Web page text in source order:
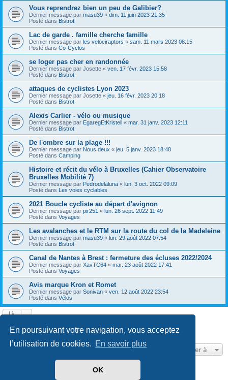
En poursuivant votre navigation, vous acceptez
l’utilisation de cookies. En savoir plus
OK
Vous reprendrez bien un peu de Galibier?
Dernier message par masu39 « dim. 11 juin 2023 21:35
Posté dans Bistrot
Lac de garde . famille cherche famille
Dernier message par les velociraptors « sam. 11 mars 2023 08:15
Posté dans Co-Cyclos
se loger pas cher en randonnée
Dernier message par Josette « ven. 17 févr. 2023 15:58
Posté dans Bistrot
attaques de cyclistes Lyon 2023
Dernier message par Josette « jeu. 16 févr. 2023 20:18
Posté dans Bistrot
Alexis Carlier - vélo ou musique
Dernier message par EgaregEtKristell « mar. 31 janv. 2023 12:11
Posté dans Bistrot
De l'ombre sur la plage !!!
Dernier message par Nous deux « jeu. 5 janv. 2023 18:48
Posté dans Camping
Histoire et récit du vélo à Bruxelles (Cahier Observatoire
Bruxelles Mobilité 7)
Dernier message par Pedrodelaluna « lun. 3 oct. 2022 09:09
Posté dans Les voies cyclables
2021 Boucle cycliste au départ d'avignon
Dernier message par pir251 « lun. 26 sept. 2022 11:49
Posté dans Voyages
Les avalanches et le RTM sur la route du col de la Madeleine
Dernier message par masu39 « lun. 29 août 2022 07:54
Posté dans Bistrot
Canal de Nantes à Brest : fermeture des écluses 2022/2024
Dernier message par XavTC64 « mar. 23 août 2022 17:41
Posté dans Voyages
Avis marque Kron et Romet
Dernier message par Sonivan « ven. 12 août 2022 23:54
Posté dans Vélos
602 résultats trouvés Page1sur13
1 2 3 4 5 … 13
Aller à
phpBB ® Forum Software © phpBB Limited
phpBB-fr.com